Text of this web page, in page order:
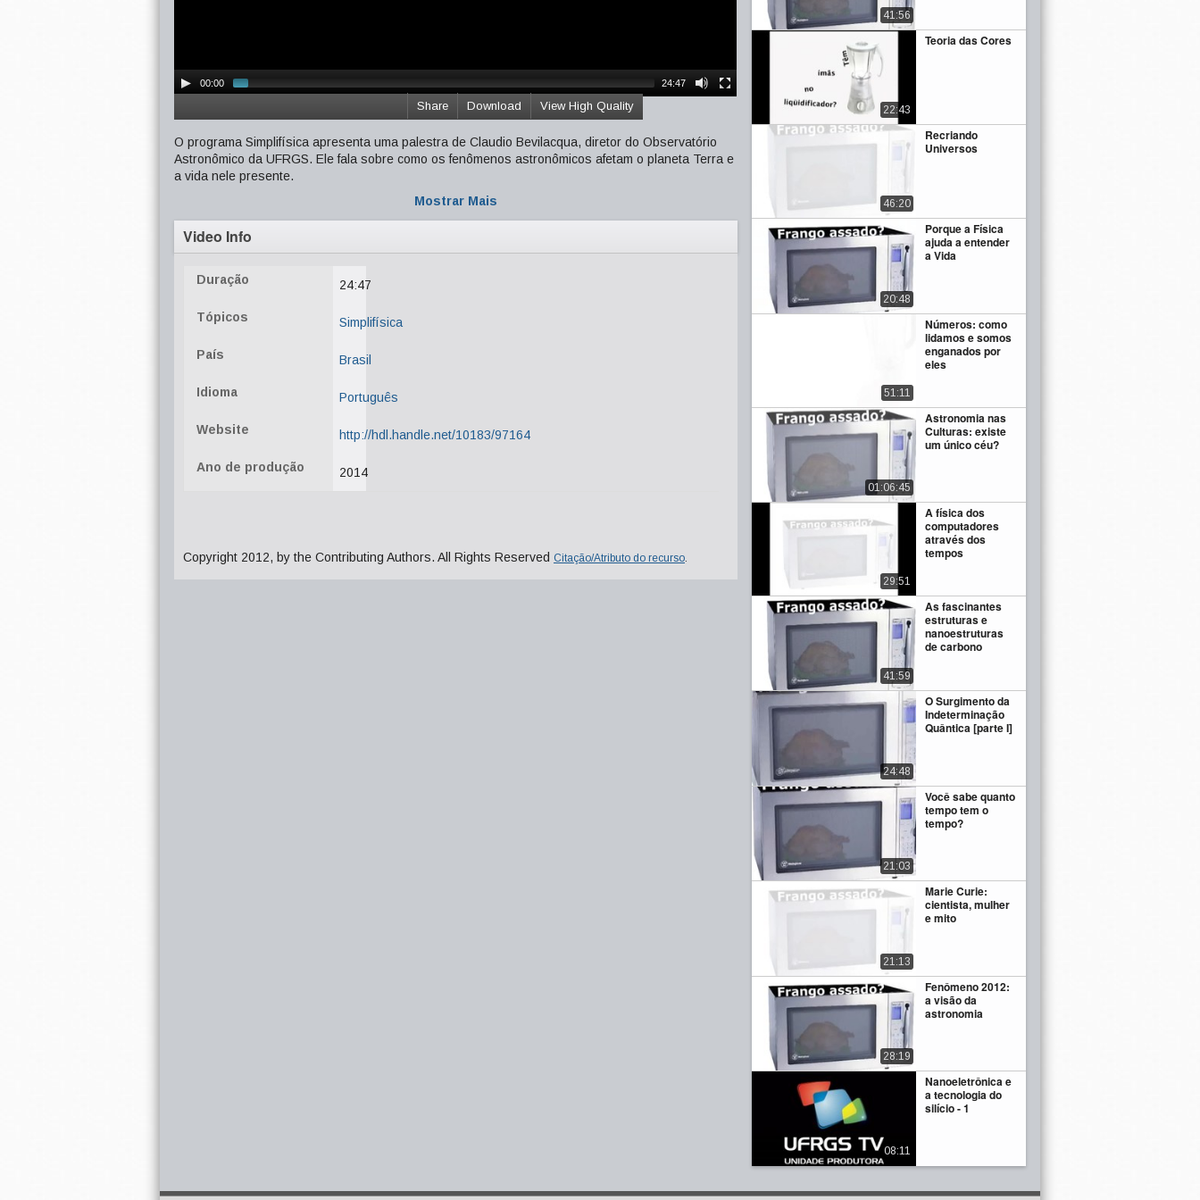
00:00 24:47
View High Quality
Download
Share
O programa Simplifísica apresenta uma palestra de Claudio Bevilacqua, diretor do Observatório
Astronômico da UFRGS. Ele fala sobre como os fenômenos astronômicos afetam o planeta Terra e
a vida nele presente.
Mostrar Mais
Video Info
Duração 24:47
Tópicos Simplifísica
País Brasil
Idioma Português
Website http://hdl.handle.net/10183/97164
Ano de produção 2014
Copyright 2012, by the Contributing Authors. All Rights Reserved Citação/Atributo do recurso.
41:56
Teoria das Cores
22:43
Recriando
Universos
46:20
Porque a Física
ajuda a entender
a Vida
20:48
Números: como
lidamos e somos
enganados por
eles
51:11
Astronomia nas
Culturas: existe
um único céu?
01:06:45
A física dos
computadores
através dos
tempos
29:51
As fascinantes
estruturas e
nanoestruturas
de carbono
41:59
O Surgimento da
Indeterminação
Quântica [parte I]
24:48
Você sabe quanto
tempo tem o
tempo?
21:03
Marie Curie:
cientista, mulher
e mito
21:13
Fenômeno 2012:
a visão da
astronomia
28:19
Nanoeletrônica e
a tecnologia do
silício - 1
08:11